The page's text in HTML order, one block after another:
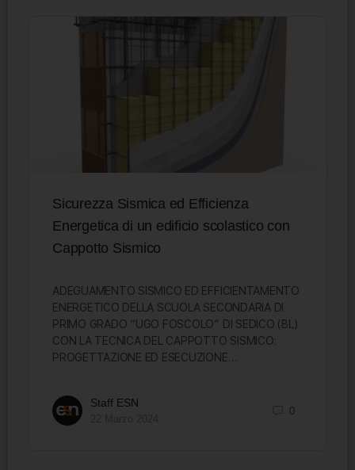
Sicurezza Sismica ed Efficienza
Energetica di un edificio scolastico con
Cappotto Sismico
ADEGUAMENTO SISMICO ED EFFICIENTAMENTO
ENERGETICO DELLA SCUOLA SECONDARIA DI
PRIMO GRADO “UGO FOSCOLO” DI SEDICO (BL)
CON LA TECNICA DEL CAPPOTTO SISMICO:
PROGETTAZIONE ED ESECUZIONE…
Staff ESN
0